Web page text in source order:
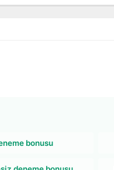
bonusu